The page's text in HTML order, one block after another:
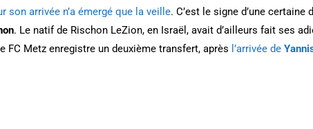
son arrivée n’a émergé que la veille. C’est le signe d’une
. Le natif de Rischon LeZion, en Israël, avait d’ailleurs fait ses
FC Metz enregistre un deuxième transfert, après l’arrivée de